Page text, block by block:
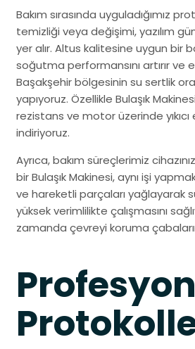
Bakım sırasında uyguladığımız
temizliği veya değişimi, yazılım
yer alır. Altus kalitesine uygun bir
soğutma performansını artırır ve
Başakşehir bölgesinin su sertlik
yapıyoruz. Özellikle Bulaşık
rezistans ve motor üzerinde yıkıcı
indiriyoruz.
Ayrıca, bakım süreçlerimiz
bir Bulaşık Makinesi, aynı işi
ve hareketli parçaları yağlayarak
yüksek verimlilikte çalışmasını
zamanda çevreyi koruma